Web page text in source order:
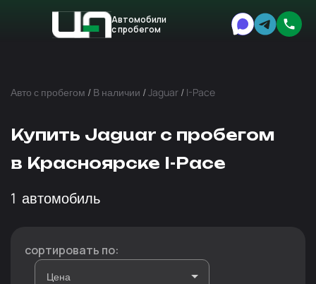
Автомобили
с пробегом
Авто с пробегом / В наличии /Jaguar / I-Pace
Купить Jaguar с пробегом
в Красноярске I-Pace
1 автомобиль
сортировать по: